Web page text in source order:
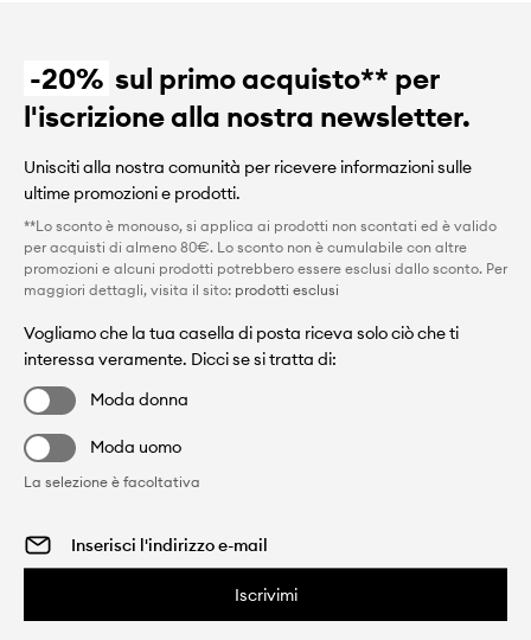
-20% sul primo acquisto** per
l'iscrizione alla nostra newsletter.
Unisciti alla nostra comunità per ricevere informazioni sulle
ultime promozioni e prodotti.
**Lo sconto è monouso, si applica ai prodotti non scontati ed è valido
per acquisti di almeno 80€. Lo sconto non è cumulabile con altre
promozioni e alcuni prodotti potrebbero essere esclusi dallo sconto. Per
maggiori dettagli, visita il sito: prodotti esclusi
Vogliamo che la tua casella di posta riceva solo ciò che ti
interessa veramente. Dicci se si tratta di:
Moda donna
Moda uomo
La selezione è facoltativa
Iscrivimi